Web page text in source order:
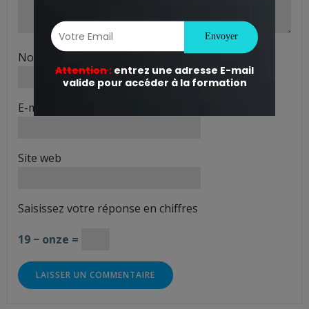
Nom
E-mail
Site web
Saisissez votre réponse en chiffres
19 − onze =